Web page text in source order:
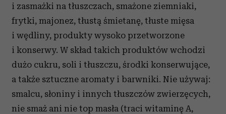
i zasmażki na tłuszczach, smażone ziemniaki,
frytki, majonez, tłustą śmietanę, tłuste mięsa
i wędliny, produkty wysoko przetworzone
i konserwy. W skład takich produktów wchodzi
dużo cukru, soli i tłuszczu, środki konserwujące,
a także sztuczne aromaty i barwniki. Nie używaj:
smalcu, słoniny i innych tłuszczów zwierzęcych,
nie smaż ani nie top masła (traci witaminę A,